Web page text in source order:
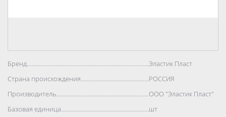
Бренд..................................................................................Эластик Пласт
Страна происхождения..................................................................................
РОССИЯ
Производитель..................................................................................ООО "Эластик Пласт"
Базовая единица..................................................................................
шт